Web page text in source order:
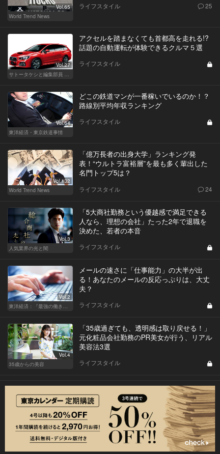
Vol.65
World Trend News
ライフスタイル 25
Vol.27
サトータケシと編集部員 船山の"CAR GENTSへの道"
アクセルを踏まなくても首都高を走れる!?
話題の自動運転が体験できるクルマ５選
ライフスタイル
Vol.64
東洋経済・東京鉄道事情
どこの鉄道マンが一番稼いでいるのか！？
路線別平均年収ランキング
ライフスタイル
Vol.132
World Trend News
「億万長者の出身大学」ランキング発
表！“ウルトラ富裕層”を最も多く輩出した
名門トップ5は？
ライフスタイル 24
Vol.3
人気業界の光と闇
「5大商社勤務という優越感で満足できる
人なら、理想の会社」たった2年で退職を
決めた、若者の本音
ライフスタイル
Vol.2
東洋経済：『最強の働き方』『一流の育て方』
メールの速さに「仕事能力」の大半が出
る！あなたのメールの反応っぷりは、大丈
夫？
ライフスタイル
Vol.4
35歳からの美容
「35歳過ぎても、透明感は取り戻せる！」
元化粧品会社勤務のPR美女が行う、リアル
美容法3選
ライフスタイル